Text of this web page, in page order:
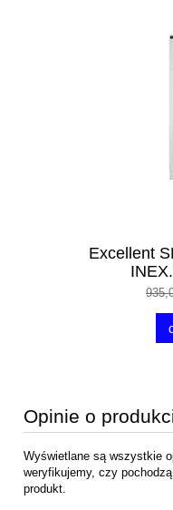
Excellent
Opinie o
Wyświetlane są wszystkie
weryfikujemy, czy
produkt.